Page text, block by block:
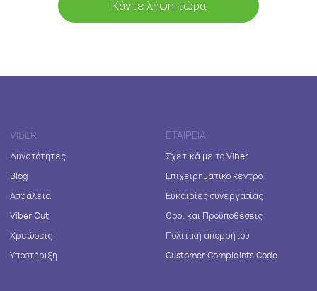
Κάντε λήψη τώρα
VIBER
Δυνατότητες
Blog
Ασφάλεια
Viber Out
Χρεώσεις
Υποστήριξη
ΕΤΑΙΡΕΊΑ
Σχετικά με το Viber
Επιχειρηματικό κέντρο
Ευκαιρίες συνεργασίας
Όροι και Προϋποθέσεις
Πολιτική απορρήτου
Customer Complaints Code